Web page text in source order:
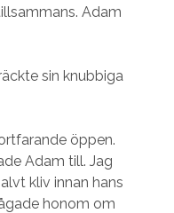
Adam
sin knubbiga
öppen.
Adam till. Jag
kliv innan hans
honom om